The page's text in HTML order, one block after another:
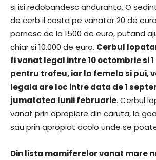
si isi redobandesc anduranta. O
de cerb il costa pe vanator 20 de
pornesc de la 1500 de euro, putand
chiar si 10.000 de euro. Cerbul
fi vanat legal intre 10 octombrie si
pentru trofeu, iar la femela si pui,
legala are loc intre data de 1
jumatatea lunii februarie. Cerbul
vanat prin apropiere din caruta, la
sau prin apropiat acolo unde se
Din lista mamiferelor vanat mare